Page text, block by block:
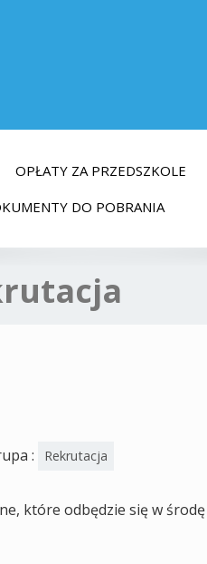
OPŁATY ZA PRZEDSZKOLE
DO POBRANIA
: Rekrutacja
które odbędzie się w środę